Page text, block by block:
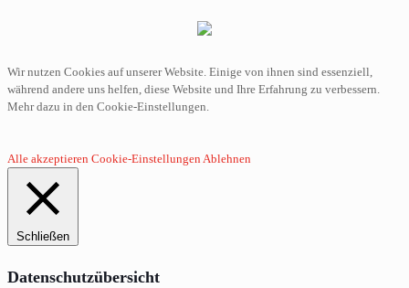
Wir nutzen Cookies auf unserer Website. Einige von ihnen sind essenziell,
während andere uns helfen, diese Website und Ihre Erfahrung zu verbessern.
Mehr dazu in den Cookie-Einstellungen.
Alle akzeptieren Cookie-EinstellungenAblehnen
Schließen
Datenschutzübersicht